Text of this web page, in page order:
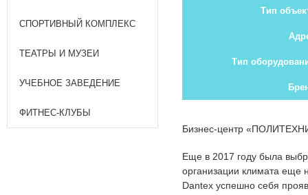
СПОРТИВНЫЙ КОМПЛЕКС
ТЕАТРЫ И МУЗЕИ
УЧЕБНОЕ ЗАВЕДЕНИЕ
ФИТНЕС-КЛУБЫ
Тип
Тип
Бизнес-центр
Еще в 2017 году была
организации климата еще
Dantex успешно себя